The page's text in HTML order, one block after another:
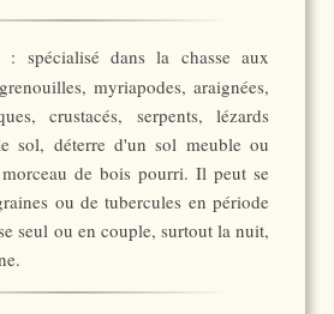
: spécialisé dans la chasse aux
myriapodes, araignées,
crustacés, serpents, lézards
sol, déterre d'un sol meuble ou
de bois pourri. Il peut se
ou de tubercules en période
seul ou en couple, surtout la nuit,